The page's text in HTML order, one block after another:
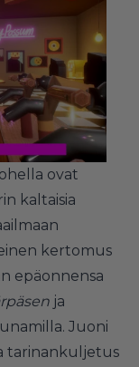
ovat
kaltaisia
kertomus
epäonnensa
ja
Juoni
tarinankuljetus